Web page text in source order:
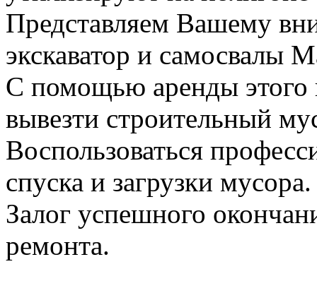
Представляем Вашему
экскаватор и самосвалы
С помощью аренды этого
вывезти строительный
Воспользоваться
спуска и загрузки мусора.
Залог успешного
ремонта.